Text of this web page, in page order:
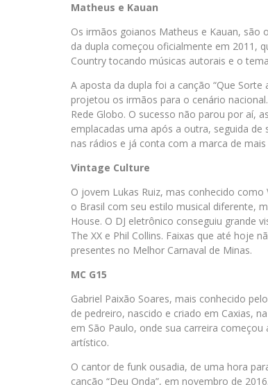
Matheus e Kauan
Os irmãos goianos Matheus e Kauan, são
da dupla começou oficialmente em 2011,
Country tocando músicas autorais e o
A aposta da dupla foi a canção “Que
projetou os irmãos para o cenário
Rede Globo. O sucesso não parou por aí,
emplacadas uma após a outra, seguida de
nas rádios e já conta com a marca de
Vintage Culture
O jovem Lukas Ruiz, mas conhecido
o Brasil com seu estilo musical diferente,
House. O DJ eletrônico conseguiu grande
The XX e Phil Collins. Faixas que até hoje
presentes no Melhor Carnaval de Minas.
MC G15
Gabriel Paixão Soares, mais conhecido
de pedreiro, nascido e criado em Caxias,
em São Paulo, onde sua carreira
artístico.
O cantor de funk ousadia, de uma hora
canção “Deu Onda”, em novembro de